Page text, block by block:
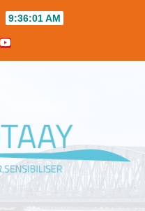
9:36:02 AM